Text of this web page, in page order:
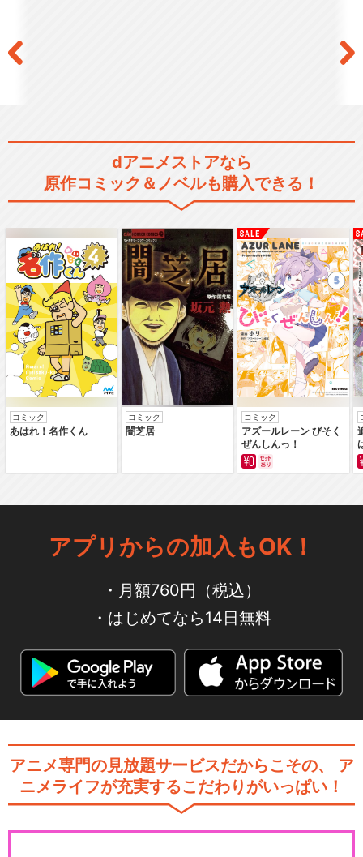
dアニメストアなら
原作コミック＆ノベルも購入できる！
コミック
あはれ！名作くん
コミック
闇芝居
コミック
アズールレーン びそく
ぜんしんっ！
アプリからの加入もOK！
月額760円（税込）
はじめてなら14日無料
アニメ専門の見放題サービスだからこその、
ア
ニメライフが充実するこだわりがいっぱい！